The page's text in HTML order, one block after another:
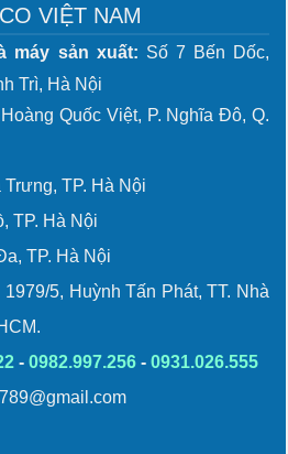
VIỆT NAM
máy sản xuất: Số 7 Bến Dốc,
Trì, Hà Nội
Quốc Việt, P. Nghĩa Đô, Q.
Trưng, TP. Hà Nội
TP. Hà Nội
TP. Hà Nội
1979/5, Huỳnh Tấn Phát, TT. Nhà
- 0982.997.256 - 0931.026.555